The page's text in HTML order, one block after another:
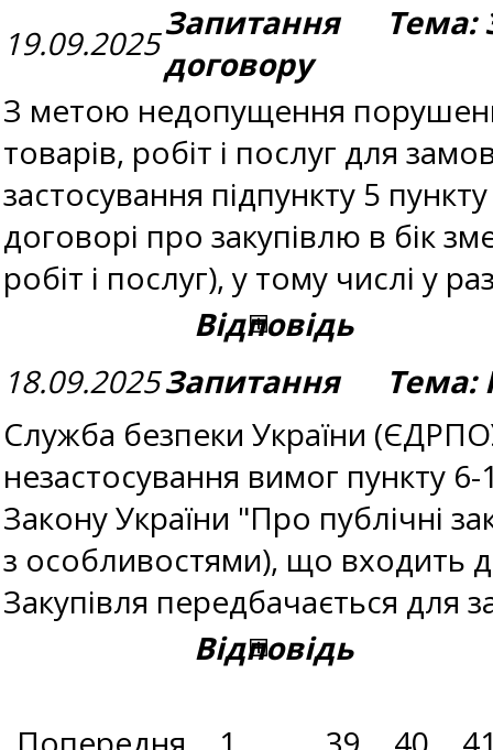
19.09.2025Запитання Тема:
договору
З метою недопущення
товарів, робіт і послуг для
застосування підпункту 5
договорі про закупівлю в бік
робіт і послуг), у тому числі у
Відповідь
18.09.2025Запитання Тема:
Служба безпеки України
незастосування вимог пункту
Закону України "Про публічні
з особливостями), що входить
Закупівля передбачається для
Відповідь